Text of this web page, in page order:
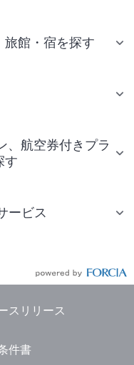
館・宿を探す
、航空券付きプラ
す
ービス
スリリース
件書